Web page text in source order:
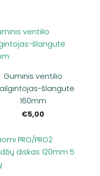
Guminis ventilio
šlangutė
160mm
€5,00